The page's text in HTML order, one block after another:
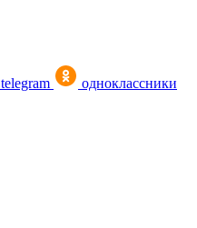
telegram
одноклассники